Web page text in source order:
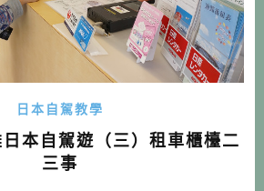
日本自駕教學
本自駕遊（三）租車櫃檯二
三事